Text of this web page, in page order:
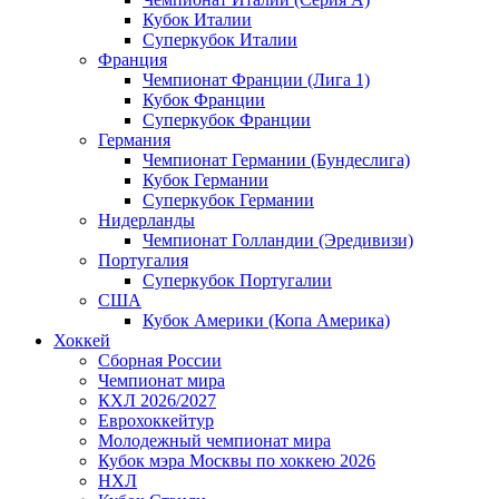
Кубок Италии
Суперкубок Италии
Франция
Чемпионат Франции (Лига 1)
Кубок Франции
Суперкубок Франции
Германия
Чемпионат Германии (Бундеслига)
Кубок Германии
Суперкубок Германии
Нидерланды
Чемпионат Голландии (Эредивизи)
Португалия
Суперкубок Португалии
США
Кубок Америки (Копа Америка)
Хоккей
Сборная России
Чемпионат мира
КХЛ 2026/2027
Еврохоккейтур
Молодежный чемпионат мира
Кубок мэра Москвы по хоккею 2026
НХЛ